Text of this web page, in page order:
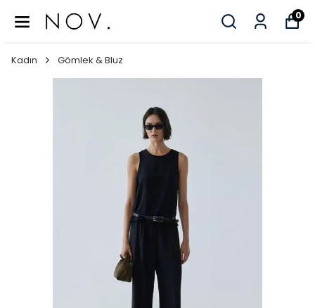
0
Kadın Gömlek & Bluz